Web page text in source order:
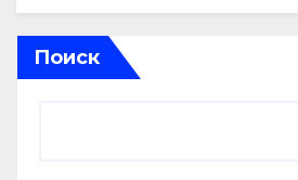
at
s
A
e
gr
a
er
n
Поиск